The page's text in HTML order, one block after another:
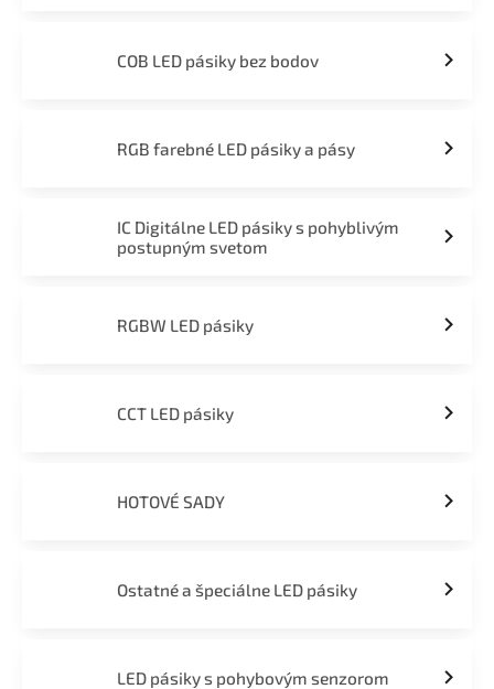
COB LED pásiky bez bodov
RGB farebné LED pásiky a pásy
IC Digitálne LED pásiky s pohyblivým
postupným svetom
RGBW LED pásiky
CCT LED pásiky
HOTOVÉ SADY
Ostatné a špeciálne LED pásiky
LED pásiky s pohybovým senzorom